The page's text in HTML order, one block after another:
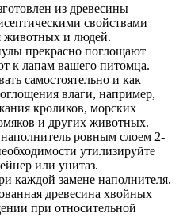
из древесины
свойствами
животных и людей.
прекрасно поглощают
к лапам вашего питомца.
самостоятельно и как
влаги, например,
кроликов, морских
и других животных.
ровным слоем 2-
утилизируйте
или унитаз.
каждой замене наполнителя.
древесина хвойных
при относительной